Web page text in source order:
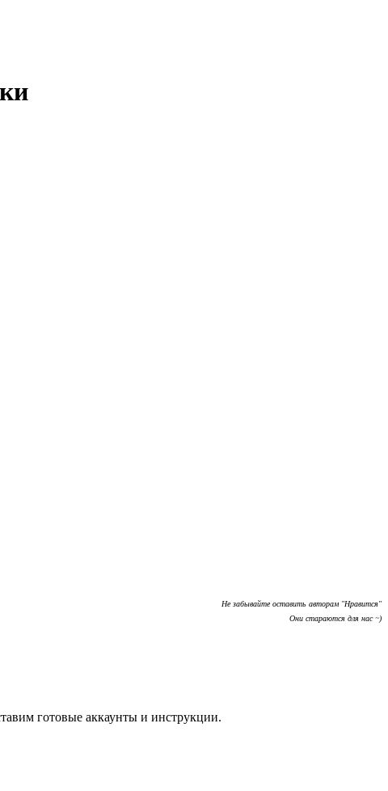
Не забывайте оставить авторам "Нравится"
Они стараются для нас ~)
готовые аккаунты и инструкции.